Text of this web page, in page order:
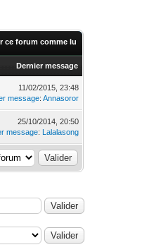
ce forum comme lu
Dernier message
11/02/2015, 23:48
message:Annasoror
25/10/2014, 20:50
message: Lalalasong